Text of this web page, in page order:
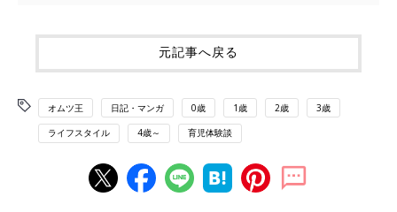
元記事へ戻る
オムツ王 日記・マンガ 0歳 1歳 2歳 3歳
ライフスタイル 4歳～ 育児体験談